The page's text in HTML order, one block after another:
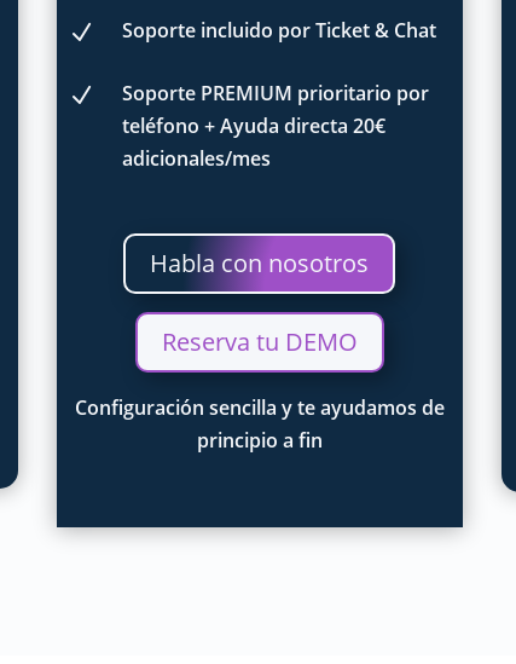
N Soporte incluido por Ticket & Chat
N
Soporte PREMIUM prioritario por
teléfono + Ayuda directa 20€
adicionales/mes
Habla con nosotros
Reserva tu DEMO
Configuración sencilla y te ayudamos de
principio a fin